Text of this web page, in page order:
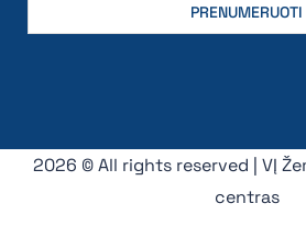
2026 © All rights reserved | VĮ
centras